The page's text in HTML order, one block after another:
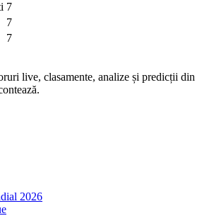
7
7
7
live, clasamente, analize și predicții din
2026